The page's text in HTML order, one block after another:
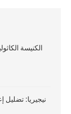
الكنيسة
نيجيريا: تضليل